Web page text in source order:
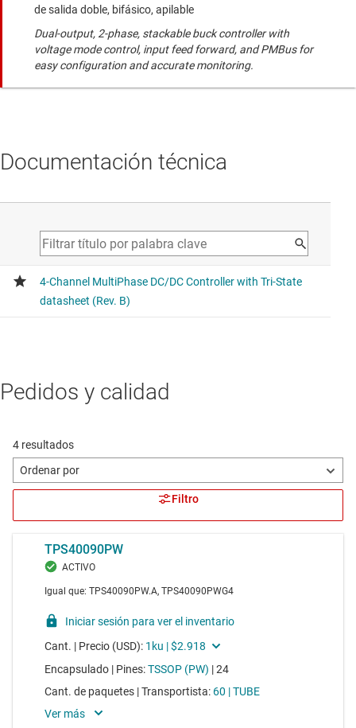
de salida doble, bifásico, apilable
Dual-output, 2-phase, stackable buck controller with
voltage mode control, input feed forward, and PMBus for
easy configuration and accurate monitoring.
Documentación técnica
Pedidos y calidad